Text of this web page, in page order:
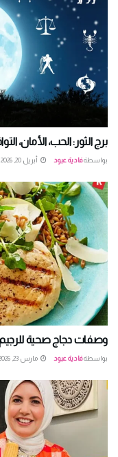
برج الثور: الحب، الأمان،
بواسطةفادية عبود أبريل 20, 2026
وصفات دجاج صحية
بواسطةفادية عبود مارس 23, 2026